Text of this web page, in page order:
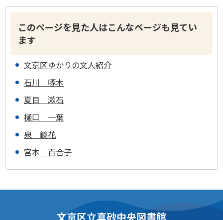
このページを見た人はこんなページも見てい
ます
文京区ゆかりの文人紹介
石川 啄木
夏目 漱石
樋口 一葉
泉 鏡花
宮本 百合子
文京区立真砂中央図書館